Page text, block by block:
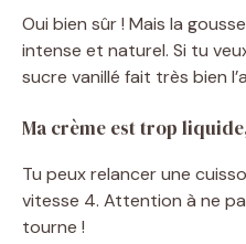
Oui bien sûr ! Mais la
intense et naturel. Si tu
sucre vanillé fait très bien
Ma crème est trop
Tu peux relancer une
vitesse 4. Attention à ne
tourne !